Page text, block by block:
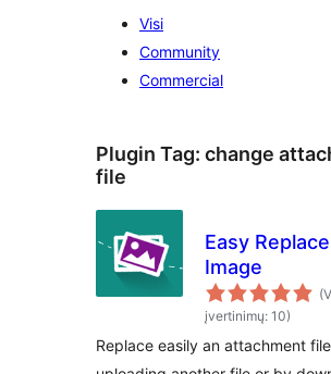
Visi
Community
Commercial
Plugin Tag: change
file
Easy Replace
Image
įvertinimų: 10)
Replace easily an attachment